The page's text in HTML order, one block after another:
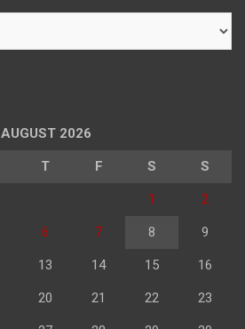
AUGUST 2026
T F S S
1 2
6 7 8 9
13 14 15 16
20 21 22 23